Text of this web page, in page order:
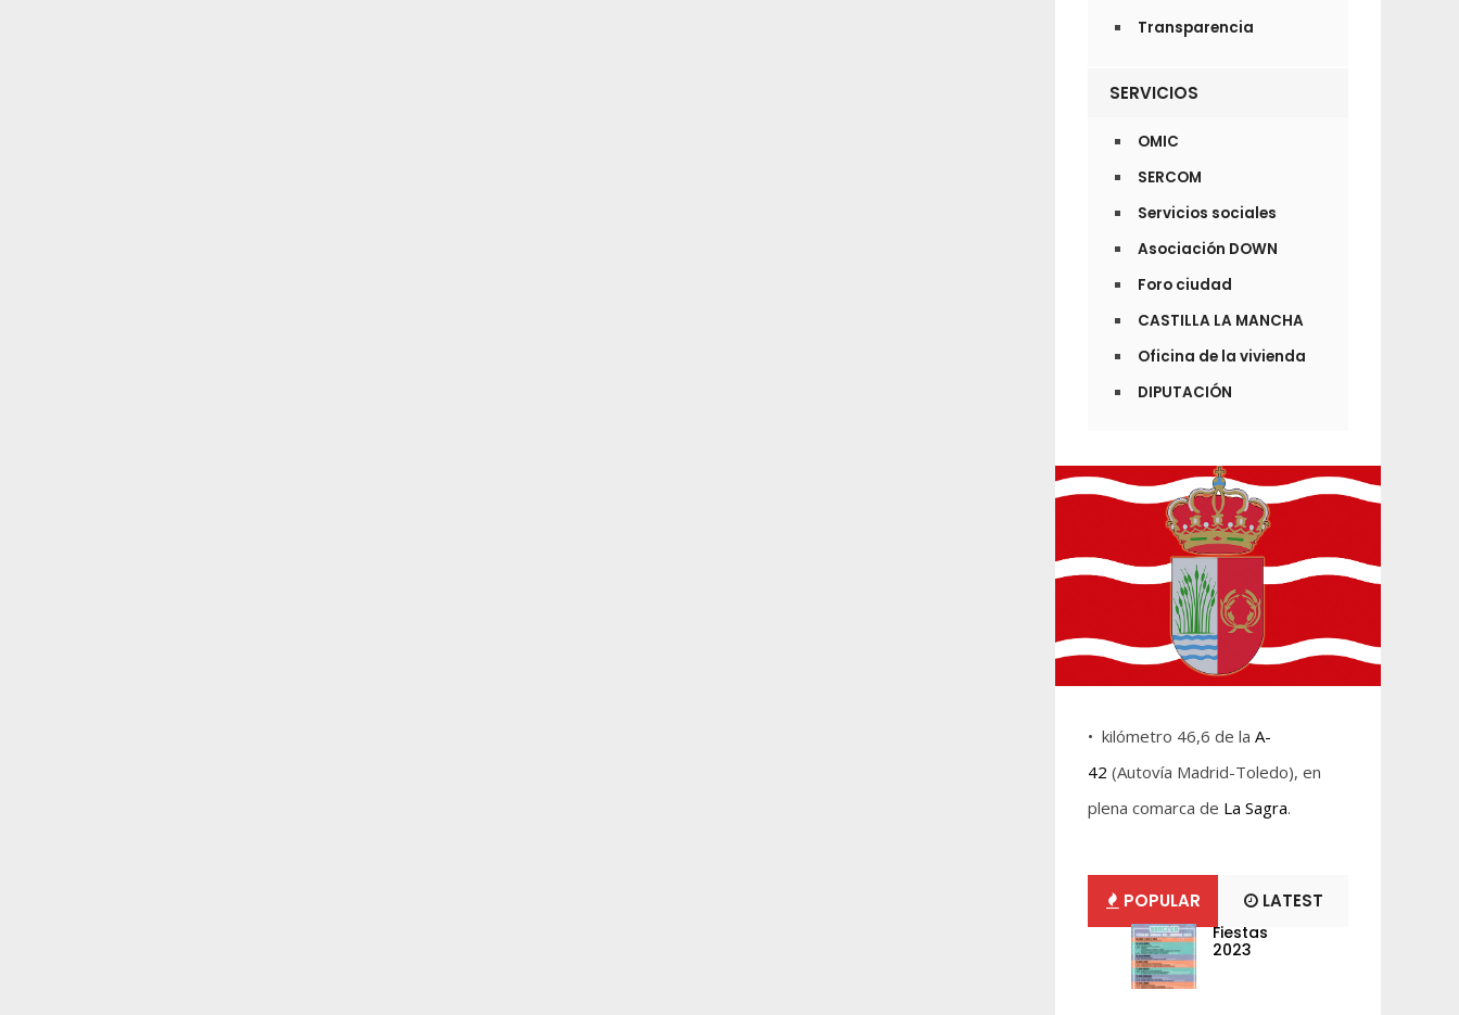
Transparencia
SERVICIOS
OMIC
SERCOM
Servicios sociales
Asociación DOWN
Foro ciudad
CASTILLA LA MANCHA
Oficina de la vivienda
DIPUTACIÓN
• kilómetro 46,6 de la A-
42 (Autovía Madrid-Toledo), en
plena comarca de La Sagra.
POPULAR LATEST
Fiestas
2023